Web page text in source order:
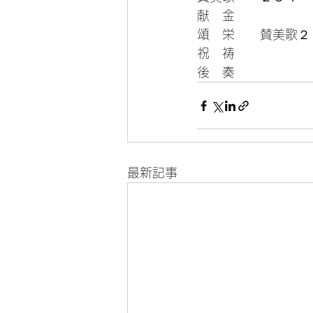
献　金
頌　栄　　賛美歌２
祝　祷
後　奏
最新記事